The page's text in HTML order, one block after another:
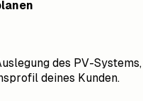
des PV-
deines Kunden.